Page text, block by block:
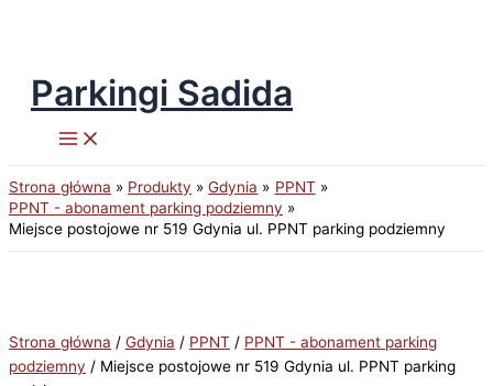
PrzejdźParkingi Sadida
Strona główna Produkty Gdynia
PPNT
PPNT - abonament parking podziemny
Miejsce postojowe nr 519 Gdynia ul. PPNT parking podziemny
Strona główna / Gdynia / PPNT / PPNT - abonament parking
podziemny / Miejsce postojowe nr 519 Gdynia ul. PPNT parking